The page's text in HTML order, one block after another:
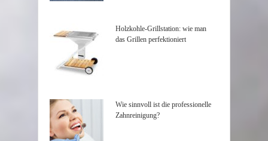
Holzkohle-Grillstation: wie man
das Grillen perfektioniert
Wie sinnvoll ist die professionelle
Zahnreinigung?